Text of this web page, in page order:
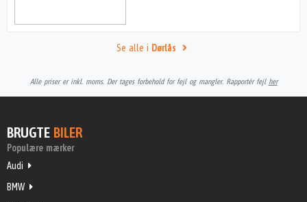
Se alle i Dørlås
Alle priser er inkl. moms. Der tages forbehold for fejl og mangler. Rapportér fejl her
BRUGTE BILER
Populære mærker
Audi
BMW